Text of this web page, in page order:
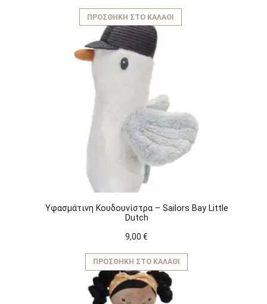
ΠΡΟΣΘΉΚΗ ΣΤΟ ΚΑΛΆΘΙ
Υφασμάτινη Kουδουνίστρα – Sailors Bay Little
Dutch
9,00 €
ΠΡΟΣΘΉΚΗ ΣΤΟ ΚΑΛΆΘΙ